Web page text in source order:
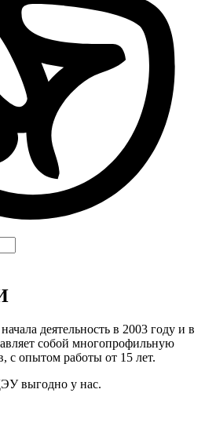
деятельность в 2003 году и в
собой многопрофильную
с опытом работы от 15 лет.
выгодно у нас.